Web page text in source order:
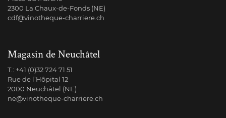
2300 La Chaux-de-Fonds (NE)
cdf@vinotheque-charriere.ch
Magasin de Neuchâtel
T.: +41 (0)32 724 71 51
Rue de l’Hôpital 12
2000 Neuchâtel (NE)
ne@vinotheque-charriere.ch